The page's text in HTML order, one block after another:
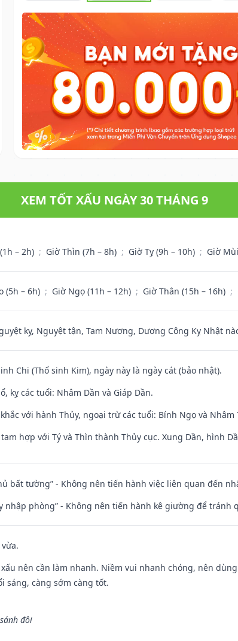
XEM TỐT XẤU NGÀY 30 THÁNG 9
– 2h) ; Giờ Thìn (7h – 8h) ; Giờ Tỵ (9h – 10h) ; Giờ
(5h – 6h) ; Giờ Ngọ (11h – 12h) ; Giờ Thân (15h – 16h) ;
kỵ, Nguyệt tận, Tam Nương, Dương Công Kỵ Nhật
Chi (Thổ sinh Kim), ngày này là ngày cát (bảo nhật).
kỵ các tuổi: Nhâm Dần và Giáp Dần.
với hành Thủy, ngoại trừ các tuổi: Bính Ngọ và
hợp với Tý và Thìn thành Thủy cục. Xung Dần, hình
bất tường” - Không nên tiến hành việc liên quan đến
nhập phòng” - Không nên tiến hành kê giường để tránh
nên cần làm nhanh. Niềm vui nhanh chóng, nên
sáng, càng sớm càng tốt.
đôi